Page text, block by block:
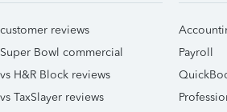
reviews
Bowl commercial
H&R Block reviews
TaxSlayer reviews
Payroll